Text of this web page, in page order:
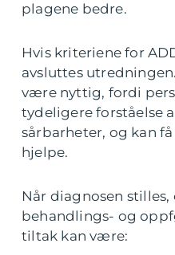
plagene bedre.
Hvis kriteriene for
avsluttes
være nyttig, fordi
tydeligere forståelse
sårbarheter, og kan
hjelpe.
Når diagnosen stilles,
behandlings- og
tiltak kan være: